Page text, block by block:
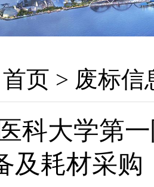
首页 > 废标信
科大学第
及耗材采购